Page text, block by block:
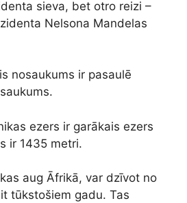
sieva, bet otro reizi –
Nelsona Mandelas
nosaukums ir pasaulē
ezers ir garākais ezers
ir 1435 metri.
aug Āfrikā, var dzīvot no
tūkstošiem gadu. Tas